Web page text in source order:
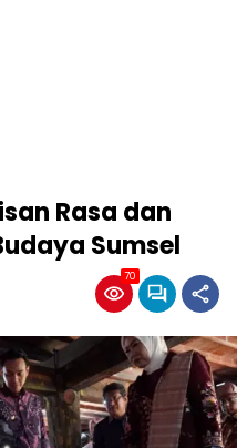
Rasa dan
Sumsel
70